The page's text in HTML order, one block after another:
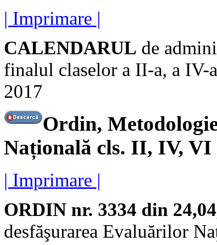
| Imprimare |
CALENDARUL de
finalul claselor a II-a, a IV-
2017
Ordin,
Națională cls. II, IV, VI
| Imprimare |
ORDIN nr. 3334 din
desfăşurarea Evaluărilor